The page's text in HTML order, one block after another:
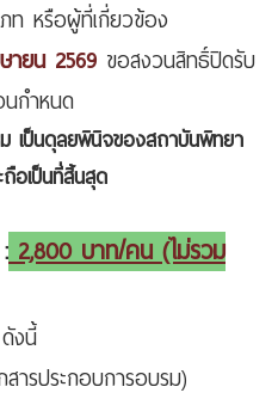
ภท หรือผู้ที่เกี่ยวข้อง
ายน 2569 ขอสงวนสิทธิ์ปิดรับ
กำหนด
เป็นดุลยพินิจของสถาบันพิทยา
เป็นที่สิ้นสุด
2,800 บาท/คน (ไม่รวม
งนี้
ารประกอบการอบรม)